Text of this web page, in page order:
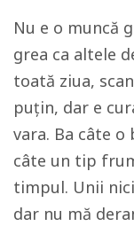
Nu e o muncă
grea ca altele
toată ziua,
puțin, dar e
vara. Ba câte
câte un tip
timpul. Unii
dar nu mă